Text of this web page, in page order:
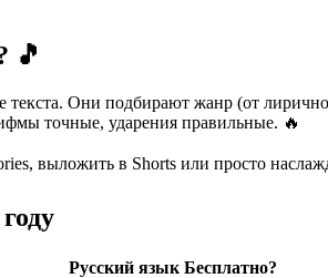
🎵
Они подбирают жанр (от
точные, ударения правильные. 🔥
выложить в Shorts или просто
Русский язык Бесплатно?